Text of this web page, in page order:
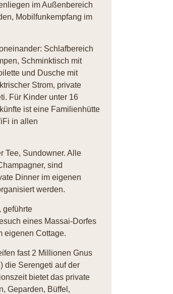
im Außenbereich
Mobilfunkempfang im
Schlafbereich
Schminktisch mit
und Dusche mit
Strom, private
Für Kinder unter 16
ist eine Familienhütte
in allen
Tee, Sundowner. Alle
sind
Dinner im eigenen
werden.
geführte
eines Massai-Dorfes
eigenen Cottage.
fast 2 Millionen Gnus
die Serengeti auf der
bietet das private
Geparden, Büffel,